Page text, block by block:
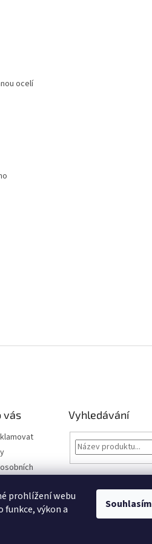
prohlížení webu
funkce, výkon a
Souhlasím
ocelí
vás Vyhledávání